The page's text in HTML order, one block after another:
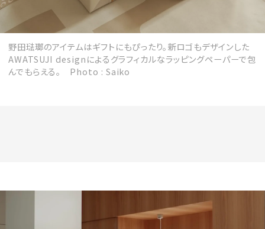
野田琺瑯のアイテムはギフトにもぴったり。新ロゴもデザインした
AWATSUJI designによるグラフィカルなラッピングペーパーで包
んでもらえる。 Photo : Saiko